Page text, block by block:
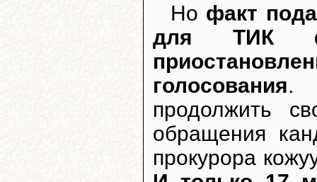
Но факт
для ТИК
голосования.
продолжить
обращения
прокурора